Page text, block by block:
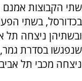
שתי הקבוצות אמנם
בכדורסל, בשתי
ובשתיהן ניצחה תל
ניצחה מכבי תל